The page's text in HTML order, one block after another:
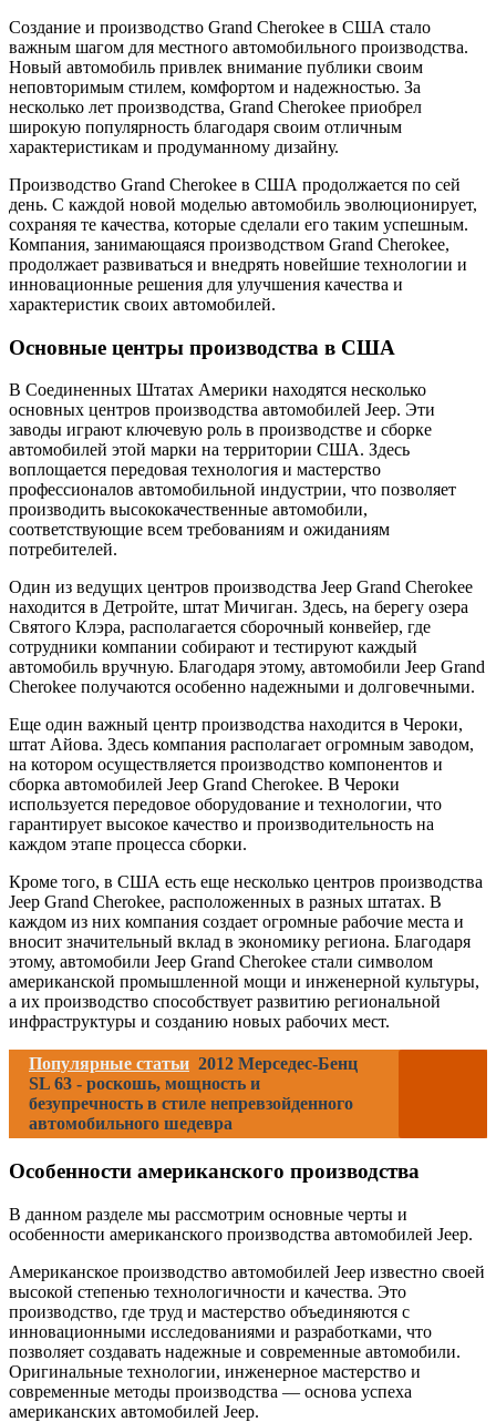
Создание и производство Grand Cherokee в США стало
важным шагом для местного автомобильного производства.
Новый автомобиль привлек внимание публики своим
неповторимым стилем, комфортом и надежностью. За
несколько лет производства, Grand Cherokee приобрел
широкую популярность благодаря своим отличным
характеристикам и продуманному дизайну.
Производство Grand Cherokee в США продолжается по сей
день. С каждой новой моделью автомобиль эволюционирует,
сохраняя те качества, которые сделали его таким успешным.
Компания, занимающаяся производством Grand Cherokee,
продолжает развиваться и внедрять новейшие технологии и
инновационные решения для улучшения качества и
характеристик своих автомобилей.
Основные центры производства в США
В Соединенных Штатах Америки находятся несколько
основных центров производства автомобилей Jeep. Эти
заводы играют ключевую роль в производстве и сборке
автомобилей этой марки на территории США. Здесь
воплощается передовая технология и мастерство
профессионалов автомобильной индустрии, что позволяет
производить высококачественные автомобили,
соответствующие всем требованиям и ожиданиям
потребителей.
Один из ведущих центров производства Jeep Grand Cherokee
находится в Детройте, штат Мичиган. Здесь, на берегу озера
Святого Клэра, располагается сборочный конвейер, где
сотрудники компании собирают и тестируют каждый
автомобиль вручную. Благодаря этому, автомобили Jeep Grand
Cherokee получаются особенно надежными и долговечными.
Еще один важный центр производства находится в Чероки,
штат Айова. Здесь компания располагает огромным заводом,
на котором осуществляется производство компонентов и
сборка автомобилей Jeep Grand Cherokee. В Чероки
используется передовое оборудование и технологии, что
гарантирует высокое качество и производительность на
каждом этапе процесса сборки.
Кроме того, в США есть еще несколько центров производства
Jeep Grand Cherokee, расположенных в разных штатах. В
каждом из них компания создает огромные рабочие места и
вносит значительный вклад в экономику региона. Благодаря
этому, автомобили Jeep Grand Cherokee стали символом
американской промышленной мощи и инженерной культуры,
а их производство способствует развитию региональной
инфраструктуры и созданию новых рабочих мест.
Популярные статьи 2012 Мерседес-Бенц
SL 63 - роскошь, мощность и
безупречность в стиле непревзойденного
автомобильного шедевра
Особенности американского производства
В данном разделе мы рассмотрим основные черты и
особенности американского производства автомобилей Jeep.
Американское производство автомобилей Jeep известно своей
высокой степенью технологичности и качества. Это
производство, где труд и мастерство объединяются с
инновационными исследованиями и разработками, что
позволяет создавать надежные и современные автомобили.
Оригинальные технологии, инженерное мастерство и
современные методы производства — основа успеха
американских автомобилей Jeep.